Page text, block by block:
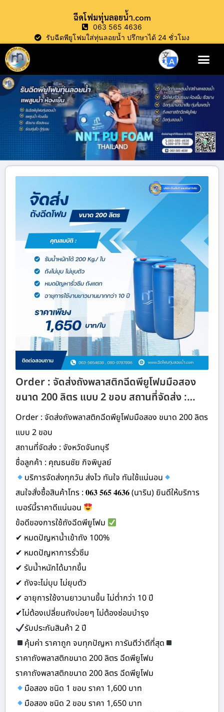
ฉีดโฟมทุ่นลอยน้ำ.com
063 565 4636
รับฉีดพียูโฟมใส่ทุ่นลอยน้ำ ปรึกษาได้ 24 ชั่วโมง
Order : จัดส่งถังพลาสติกฉีดพียูโฟมมือสอง
ขนาด 200 ลิตร แบบ 2 ขอบ สถานที่จัดส่ง :…
Order : จัดส่งถังพลาสติกฉีดพียูโฟมมือสอง ขนาด 200 ลิตร
แบบ 2 ขอบ
สถานที่จัดส่ง : จังหวัดจันทบุรี
ชื่อลูกค้า : คุณธนชัย กิจพิบูลย์
บริการจัดส่งทุกวัน ส่งไว ทันใจ ทันใช้แน่นอน
สนใจสั่งซื้อสินค้าโทร : 𝟎𝟔𝟑 𝟓𝟔𝟓 𝟒𝟔𝟑𝟔 (นาริน) ยินดีให้บริการ
เบอร์นี้ราคาดีแน่นอน
ข้อดีของการใช้ถังฉีดพียูโฟม
✔ หมดปัญหาน้ำเข้าถัง 100%
✔ หมดปัญหาการรั่วซึม
✔ รับน้ำหนักได้มากขึ้น
✔ ถังจะไม่บุบ ไม่ยุบตัว
✔ อายุการใช้งานยาวนานขึ้น ไม่ต่ำกว่า 10 ปี
✔ไม่ต้องเปลี่ยนถังบ่อยๆ ไม่ต้องซ่อมบำรุง
รับประกันสินค้า 2 ปี
คุ้มค่า ราคาถูก จบทุกปัญหา การันตีว่าดีที่สุด
ราคาถังพลาสติกขนาด 200 ลิตร ฉีดพียูโฟม
ราคาถังพลาสติกขนาด 200 ลิตร ฉีดพียูโฟม
มือสอง ชนิด 1 ขอบ ราคา 1,600 บาท
มือสอง ชนิด 2 ขอบ ราคา 1,650 บาท